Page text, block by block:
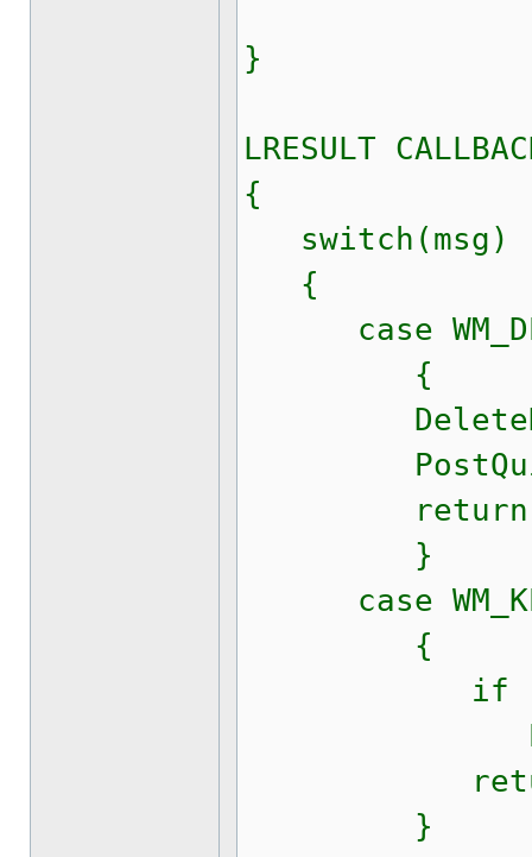
}
LRESULT
{
switch(msg)
{
case
{
return
}
case
{
if (wparam
}